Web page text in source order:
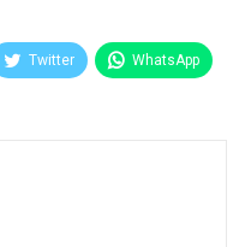
Twitter WhatsApp